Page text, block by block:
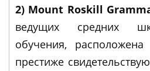
2) Mount Roskill
ведущих средних
обучения,
престиже